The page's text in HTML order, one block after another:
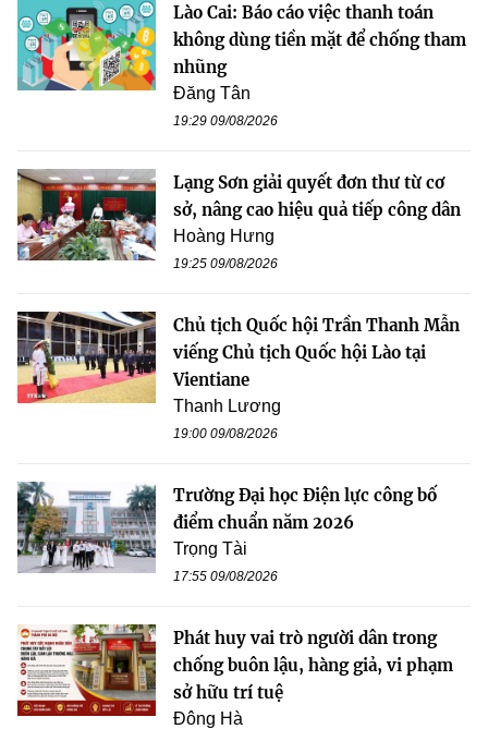
Lào Cai: Báo cáo việc thanh toán
không dùng tiền mặt để chống tham
nhũng
Đăng Tân
19:29 09/08/2026
Lạng Sơn giải quyết đơn thư từ cơ
sở, nâng cao hiệu quả tiếp công dân
Hoàng Hưng
19:25 09/08/2026
Chủ tịch Quốc hội Trần Thanh Mẫn
viếng Chủ tịch Quốc hội Lào tại
Vientiane
Thanh Lương
19:00 09/08/2026
Trường Đại học Điện lực công bố
điểm chuẩn năm 2026
Trọng Tài
17:55 09/08/2026
Phát huy vai trò người dân trong
chống buôn lậu, hàng giả, vi phạm
sở hữu trí tuệ
Đông Hà